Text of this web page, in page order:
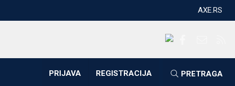
AXE.RS
PRIJAVA REGISTRACIJA PRETRAGA